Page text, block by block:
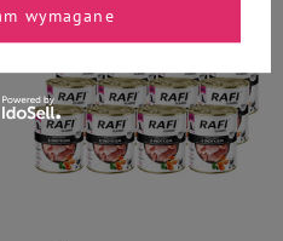
wymagane